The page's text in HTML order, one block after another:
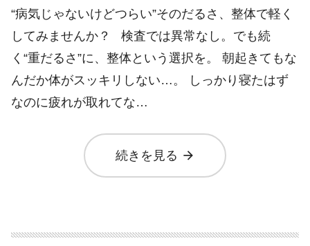
“病気じゃないけどつらい”そのだるさ、整体で軽く
してみませんか？ 検査では異常なし。でも続
く“重だるさ”に、整体という選択を。 朝起きてもな
んだか体がスッキリしない…。 しっかり寝たはず
なのに疲れが取れてな…
続きを見る arrow_forward